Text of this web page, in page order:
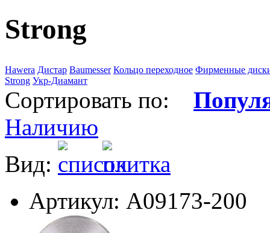
Strong
Hawera Дистар Baumesser Кольцо переходное Фирменные
Strong Укр-Диамант
Сортировать по:
Наличию
Вид:
Артикул: А09173-200